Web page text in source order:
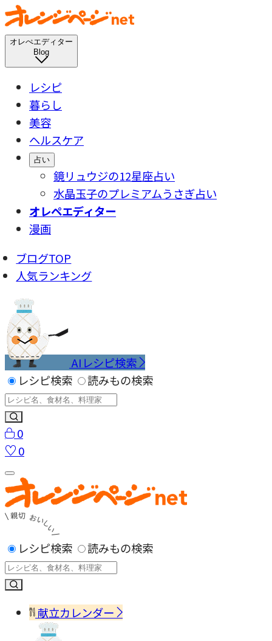
オレぺエディター
Blog
レシピ
暮らし
美容
ヘルスケア
占い
鏡リュウジの12星座占い
水晶玉子のプレミアムうさぎ占い
オレペエディター
漫画
ブログTOP
人気ランキング
AIレシピ検索
レシピ検索
読みもの検索
0
0
レシピ検索 読みもの検索
献立カレンダー